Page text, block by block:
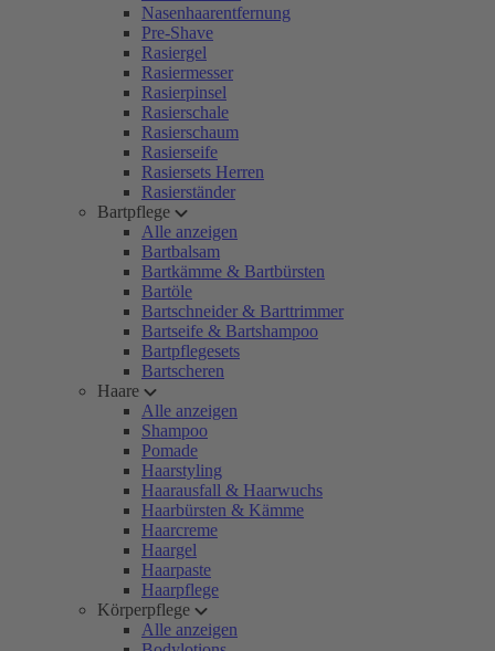
Nasenhaarentfernung
Pre-Shave
Rasiergel
Rasiermesser
Rasierpinsel
Rasierschale
Rasierschaum
Rasierseife
Rasiersets Herren
Rasierständer
Bartpflege
Alle anzeigen
Bartbalsam
Bartkämme & Bartbürsten
Bartöle
Bartschneider & Barttrimmer
Bartseife & Bartshampoo
Bartpflegesets
Bartscheren
Haare
Alle anzeigen
Shampoo
Pomade
Haarstyling
Haarausfall & Haarwuchs
Haarbürsten & Kämme
Haarcreme
Haargel
Haarpaste
Haarpflege
Körperpflege
Alle anzeigen